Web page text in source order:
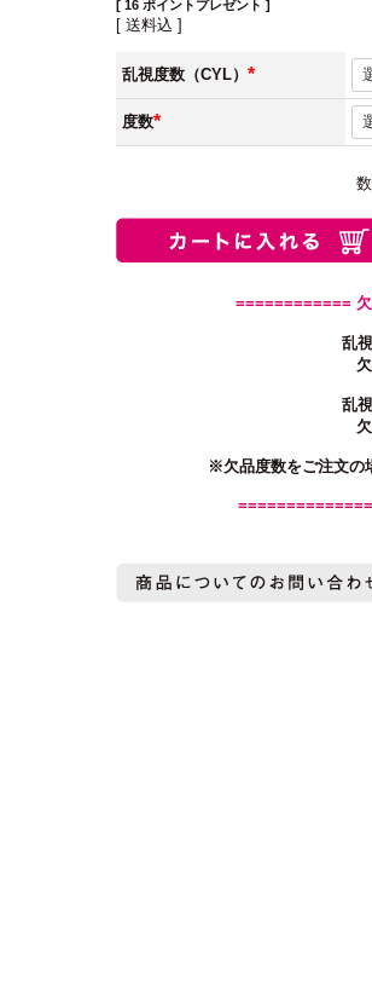
[ 16 ポイントプレゼント ]
送料込
乱視度数（CYL）
度数
(必
============
乱
乱
※欠品度数をご注文の